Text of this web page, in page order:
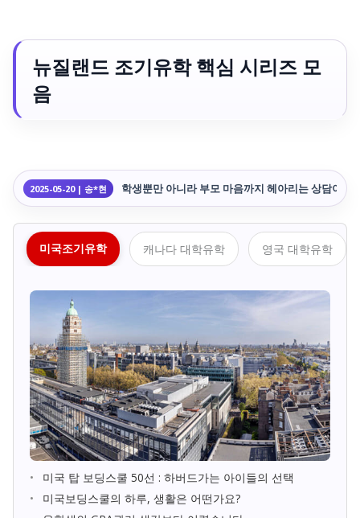
뉴질랜드 조기유학 핵심 시리즈 모
음
2025-05-20 | 최*민 유학 절차가 복잡했는데, 정말 잘 도와주셨어요.
2025-05-20 | 송*현 학생뿐만 아니라 부모 마음까지 헤아리는 상담이어
2025-05-20 | 유*나 캠프 후기까지 자세히 알려주셔서 결정에 도움이 됐
2025-05-19 | 오*주 캠프가 끝나고도 아이가 영어 관련 활동을 스스로
2025-05-19 | 최*훈 하루하루 일정이 너무 알차서 비용이 전혀 아깝지
2025-05-19 | 서*인 인솔자 선생님 덕분에 아이가 외국에서도 전혀 불
2025-05-18 | 배*정 막연했던 유학의 그림이 구체적인 계획표로 바뀐
2025-05-19 | 이*온
2025-05-18 | 이*윤 영어캠프 덕분에 처음으로 영어에 자신감을 갖게
2025-05-16 | 박*형 부모님도 함께 상담받았는데, 학부모의 입장에서
2025-05-16 | 김*성 필리핀 어학연수 상담을 받았는데, 실제 수업 커리
2025-05-16 | 장*윤 어학연수부터 대학 편입까지 전체 로드맵을 짜주
2025-05-15 | 문*찬 캠프 후에 영어 실력이 확실히 늘었다는 게 느껴집
2025-05-16 | 김*아 처음 보내는 해외 캠프라 걱정 많았는데, 소통방 덕
2025-05-14 | 정*우 캠프 기간 내내 선생님과 인솔자분이 너무 따뜻하
2025-05-14 | 박*연 비자부터 출국까지 꼼꼼히 챙겨주셔서 감사해요.
2025-05-15 | 한*훈 상담받기 전엔 막막했는데, 방향이 잡혔어요.
미국조기유학 캐나다 대학유학 영국 대학유학
미국 탑 보딩스쿨 50선 : 하버드가는 아이들의 선택
미국보딩스쿨의 하루, 생활은 어떤가요?